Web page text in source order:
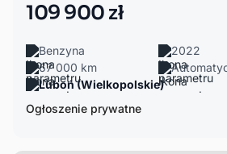
109 900 zł
Benzyna
2022
67 000 km
Luboń (Wielkopolskie)
Ogłoszenie prywatne